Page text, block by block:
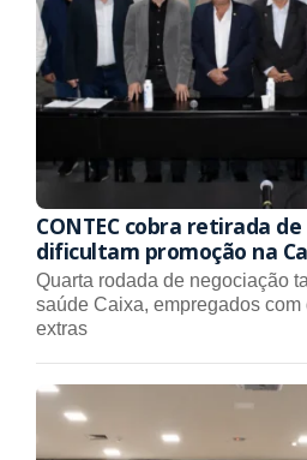
CONTEC cobra retirada
dificultam promoção na
Quarta rodada de negociação
saúde Caixa, empregados
extras